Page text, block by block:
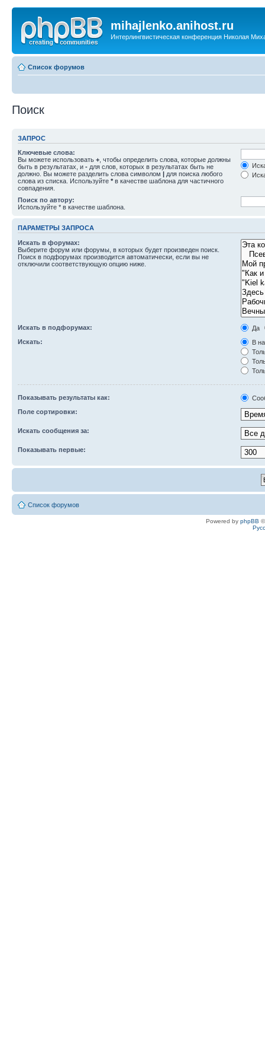
mihajlenko.anihost.ru
Интерлингвистическая конференция Николая
Список форумов
Поиск
ЗАПРОС
Ключевые слова:
Вы можете использовать + , чтобы определить слова, которые должны
быть в результатах, и - для слов, которых в результатах быть не
должно. Вы можете разделить слова символом | для поиска любого
слова из списка. Используйте * в качестве шаблона для частичного
совпадения.
Поиск по автору:
Используйте * в качестве шаблона.
ПАРАМЕТРЫ ЗАПРОСА
Искать в форумах:
Выберите форум или форумы, в которых будет произведен поиск.
Поиск в подфорумах производится автоматически, если вы не
отключили соответствующую опцию ниже.
Искать в подфорумах:
Да
Искать:
В
Показывать результаты как:
Поле сортировки:
Искать сообщения за:
Показывать первые:
Список форумов
Powered by phpBB